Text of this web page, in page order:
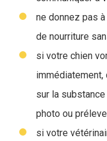
ne donnez pas
de nourriture
si votre chien
sur la
photo ou
si votre